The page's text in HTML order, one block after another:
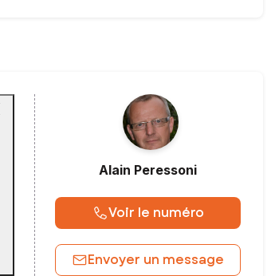
Alain Peressoni
Voir le numéro
Envoyer un message